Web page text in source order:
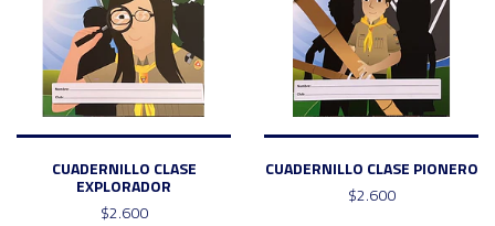
CUADERNILLO CLASE
EXPLORADOR
$2.600
CUADERNILLO CLASE PIONERO
$2.600